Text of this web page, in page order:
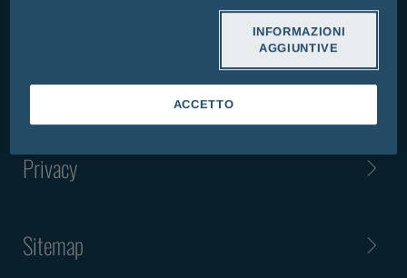
Termini & Condizioni
Privacy
Sitemap
INFORMAZIONI
AGGIUNTIVE
ACCETTO